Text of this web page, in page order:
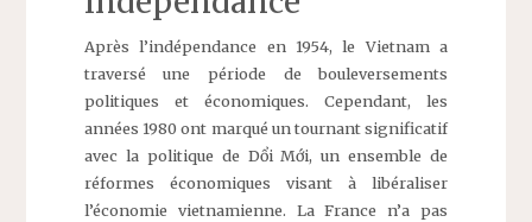
Après l’indépendance en 1954, le Vietnam a
traversé une période de bouleversements
politiques et économiques. Cependant, les
années 1980 ont marqué un tournant significatif
avec la politique de Dổi Mới, un ensemble de
réformes économiques visant à libéraliser
l’économie vietnamienne. La France n’a pas